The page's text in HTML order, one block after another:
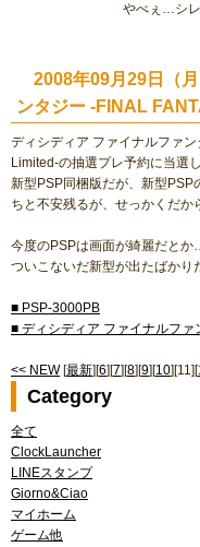
やべぇ…シ
2008年09月29日（
ンタジー -FINAL
ディシディア ファイナルファ
Limited-の抽選プレ予約に当選し
新型PSP同梱版だが、新型PSP
ちと不安残るが、せっかくだか
今度のPSPは画面が綺麗だとか
ついこないだ新型が出たばかり
■ PSP-3000PB
■ ディシディア ファイナルファ
<< NEW[最新][6][7][8][9][10][11][
Category
全て
ClockLauncher
LINEスタンプ
Giorno&Ciao
マイホーム
ゲーム他